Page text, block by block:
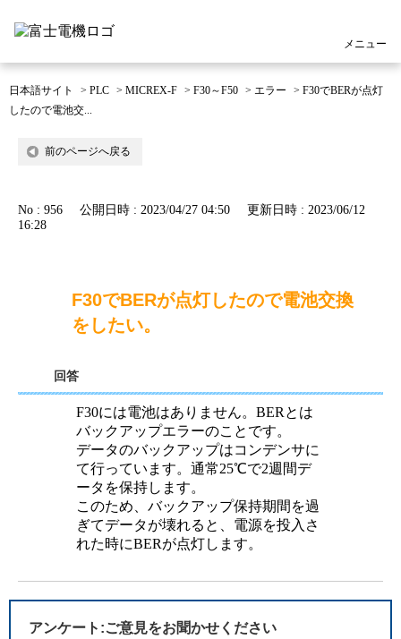
メニュー
日本語サイト > PLC > MICREX-F > F30～F50 > エラー > F30でBERが点灯
したので電池交...
前のページへ戻る
No : 956 公開日時 : 2023/04/27 04:50
更新日時 : 2023/06/12
16:28
F30でBERが点灯したので電池交換
をしたい。
回答
F30には電池はありません。BERとは
バックアップエラーのことです。
データのバックアップはコンデンサに
て行っています。通常25℃で2週間デ
ータを保持します。
このため、バックアップ保持期間を過
ぎてデータが壊れると、電源を投入さ
れた時にBERが点灯します。
アンケート:ご意見をお聞かせください